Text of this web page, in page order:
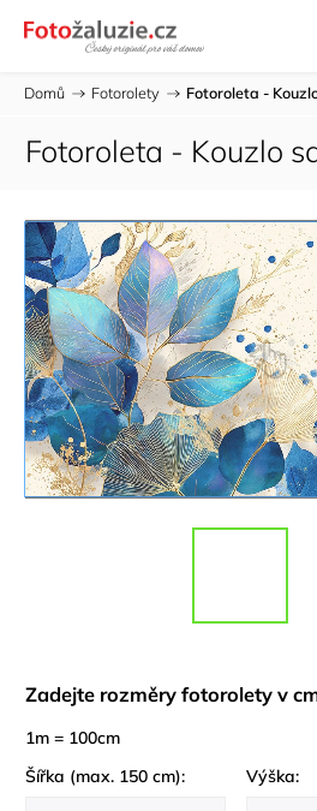
Domů / Fotorolety / Fotoroleta -
Fotoroleta - Kouzlo
Zadejte rozměry fotorolety v
1m = 100cm
Šířka (max. 150 cm):
Výška: